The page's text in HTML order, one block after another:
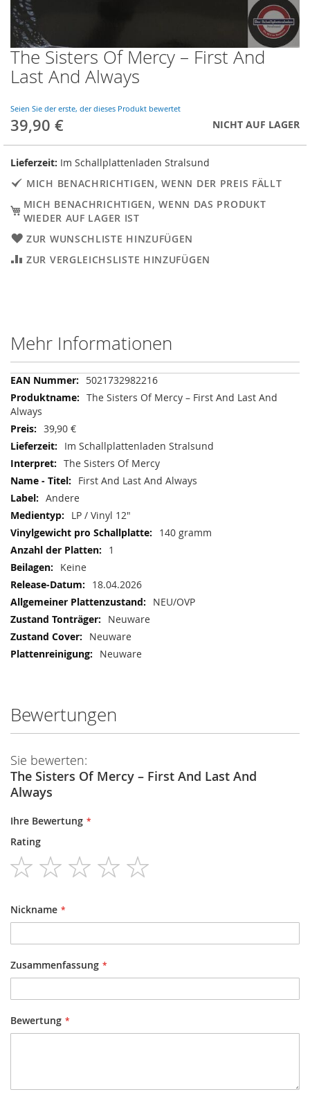
Skip
to
the
of
the
images
The Sisters Of Mercy – First And
Last And Always
Seien Sie der erste, der dieses Produkt bewertet
39,90 € NICHT AUF LAGER
Lieferzeit: Im Schallplattenladen Stralsund
MICH BENACHRICHTIGEN, WENN DER PREIS FÄLLT
MICH BENACHRICHTIGEN, WENN DAS PRODUKT
WIEDER AUF LAGER IST
ZUR WUNSCHLISTE HINZUFÜGEN
ZUR VERGLEICHSLISTE HINZUFÜGEN
Mehr Informationen
Mehr
Informationen
5021732982216
The Sisters Of Mercy – First And Last And
Always
39,90 €
Im Schallplattenladen Stralsund
The Sisters Of Mercy
First And Last And Always
Andere
LP / Vinyl 12"
140 gramm
1
Keine
18.04.2026
NEU/OVP
Neuware
Neuware
Neuware
Bewertungen
Sie bewerten:
The Sisters Of Mercy – First And Last And
Always
Ihre Bewertung
Rating
1
star
2
stars
3
stars
4
stars
Nickname
Zusammenfassung
Bewertung